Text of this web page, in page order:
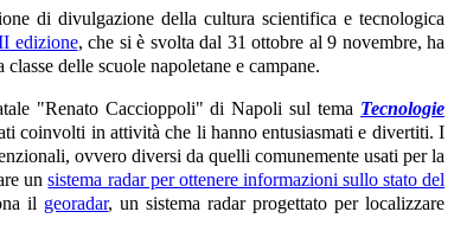
di divulgazione della cultura scientifica e tecnologica
edizione, che si è svolta dal 31 ottobre al 9 novembre, ha
delle scuole napoletane e campane.
"Renato Caccioppoli" di Napoli sul tema Tecnologie
coinvolti in attività che li hanno entusiasmati e divertiti. I
ovvero diversi da quelli comunemente usati per la
unsistema radar per ottenere informazioni sullo stato del
il georadar, un sistema radar progettato per localizzare